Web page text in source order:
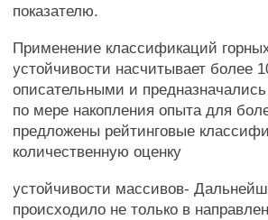
показателю.
Применение классификаций
устойчивости насчитывает более
описательными и
по мере накопления опыта для
предложены рейтинговые
количественную оценку
устойчивости массивов-
происходило не только в